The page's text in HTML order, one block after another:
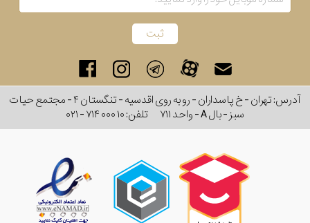
آدرس: تهران - خ پاسداران - رو به روی اقدسیه - تنگستان ۴ - مجتمع حیات
سبز - بال A - واحد ۷۱۱
تلفن:۰۲۱ - ۷۱۴ ۰۰۰ ۱۰